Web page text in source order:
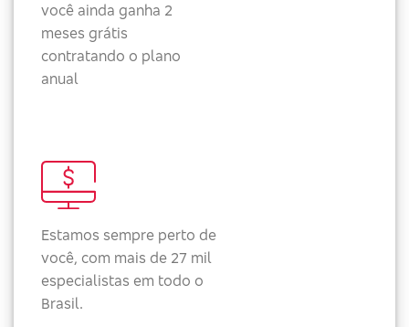
você ainda ganha 2
meses grátis
contratando o plano
anual
Estamos sempre perto de
você, com mais de 27 mil
especialistas em todo o
Brasil.